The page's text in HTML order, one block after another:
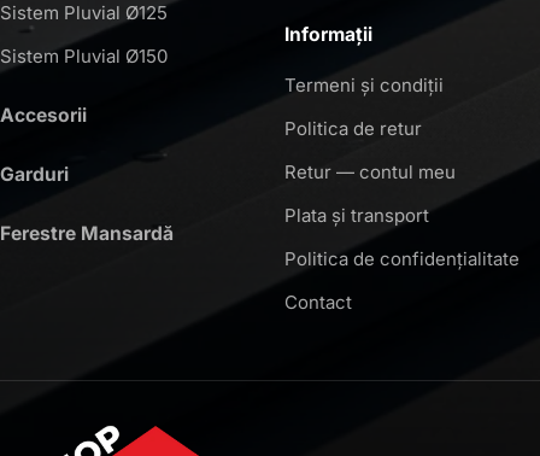
Sistem Pluvial Ø125
Sistem Pluvial Ø150
Accesorii
Garduri
Ferestre Mansardă
Informații
Termeni și condiții
Politica de retur
Retur — contul meu
Plata și transport
Politica de confidențialitate
Contact